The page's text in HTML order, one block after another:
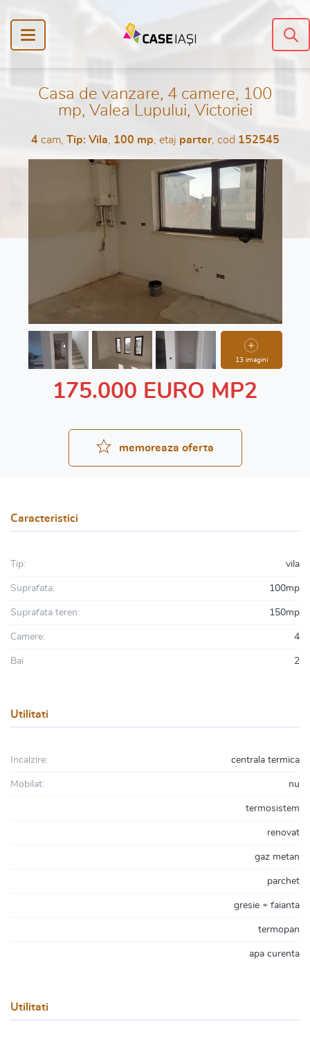
Casa de vanzare, 4 camere, 100
mp, Valea Lupului, Victoriei
4cam, Tip: Vila 100 mp , etaj parter, cod 152545
13 imagini
175.000 EURO MP2
memoreaza oferta
Caracteristici
Tip: vila
Suprafata: 100mp
Suprafata teren: 150mp
Camere: 4
Bai 2
Utilitati
Incalzire: centrala termica
Mobilat: nu
termosistem
renovat
gaz metan
parchet
gresie + faianta
termopan
apa curenta
Utilitati